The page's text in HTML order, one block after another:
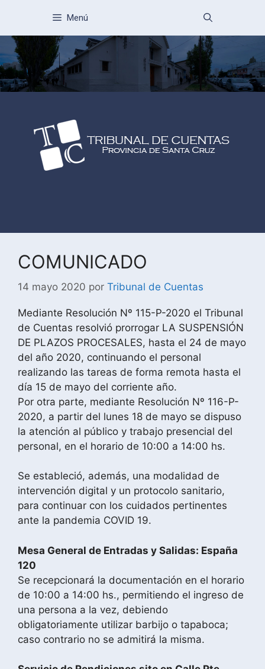
Menú
COMUNICADO
14 mayo 2020 por Tribunal de Cuentas
Mediante Resolución Nº 115-P-2020 el Tribunal
de Cuentas resolvió prorrogar LA SUSPENSIÓN
DE PLAZOS PROCESALES, hasta el 24 de mayo
del año 2020, continuando el personal
realizando las tareas de forma remota hasta el
día 15 de mayo del corriente año.
Por otra parte, mediante Resolución Nº 116-P-
2020, a partir del lunes 18 de mayo se dispuso
la atención al público y trabajo presencial del
personal, en el horario de 10:00 a 14:00 hs.
Se estableció, además, una modalidad de
intervención digital y un protocolo sanitario,
para continuar con los cuidados pertinentes
ante la pandemia COVID 19.
Mesa General de Entradas y Salidas: España
120
Se recepcionará la documentación en el horario
de 10:00 a 14:00 hs., permitiendo el ingreso de
una persona a la vez, debiendo
obligatoriamente utilizar barbijo o tapaboca;
caso contrario no se admitirá la misma.